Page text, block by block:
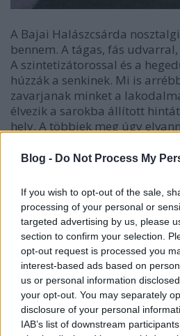
Blog - Do Not Process My
If you wish to opt-out of the sale,
processing of your personal or
targeted advertising by us, please
section to confirm your selection.
opt-out request is processed you
interest-based ads based on
us or personal information
your opt-out. You may separately
disclosure of your personal
IAB’s list of downstream
A Bajai Halászcsárda
bennem. A tágas, fás
A szintetizátorossal és a
húzzák a senkinek. Mi is
zavarjanak minket a
élvezik a sarokba állított
hely. A többiek meg úgy
összes arcizma arról
lenni. Zavarba ejti minden
segíteni, de ritkán tud. Két
Azért beszalad a konyhára,
visszasiet a kapott
elé, mint aki mindjárt
hazamegy. Nem miattunk,
nem fekszik.
Bajai halászlevet kérünk